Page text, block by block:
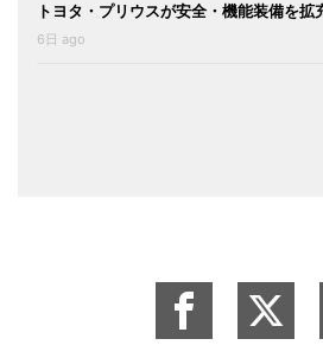
トヨタ・プリウスが安全・機能装備を拡
6日 ago